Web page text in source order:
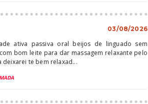
03/08/2026
ativa passiva oral beijos de linguado sem
bom leite para dar massagem relaxante pelo
te bem relaxad...